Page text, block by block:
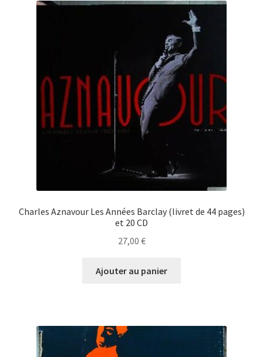
Charles Aznavour Les Années Barclay (livret de 44 pages)
et 20 CD
27,00 €
Ajouter au panier